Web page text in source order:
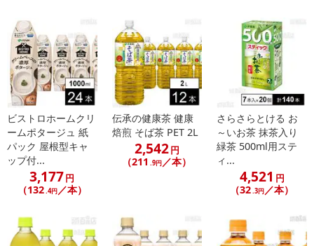
ビストロホームクリ
ームポタージュ 紙
パック 屋根型キャ
ップ付...
3,177円
（132 .4円／本）
伝承の健康茶 健康
焙煎 そば茶 PET 2L
2,542円
（211 .9円 ／本）
さらさらとける お
～いお茶 抹茶入り
緑茶 500ml用ステ
ィ...
4,521 円
（32 .3円 ／本）